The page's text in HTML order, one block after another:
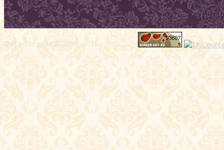
Фата-Богдана © 2007 -2026